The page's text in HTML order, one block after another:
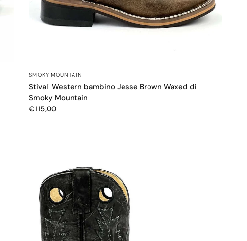
SMOKY MOUNTAIN
Stivali Western bambino Jesse Brown Waxed di
Smoky Mountain
€115,00